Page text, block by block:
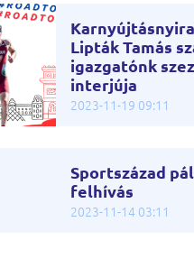
Lipták Tamás
igazgatónk
interjúja
2023-11-19 09:11
Sportszázad
felhívás
2023-11-14 03:11